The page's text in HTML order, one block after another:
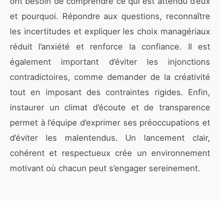
et pourquoi. Répondre aux questions, reconnaître
les incertitudes et expliquer les choix managériaux
réduit l’anxiété et renforce la confiance. Il est
également important d’éviter les injonctions
contradictoires, comme demander de la créativité
tout en imposant des contraintes rigides. Enfin,
instaurer un climat d’écoute et de transparence
permet à l’équipe d’exprimer ses préoccupations et
d’éviter les malentendus. Un lancement clair,
cohérent et respectueux crée un environnement
motivant où chacun peut s’engager sereinement.